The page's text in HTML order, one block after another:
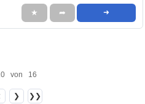
★ ➦ ➜
von 16
❯ ❯❯